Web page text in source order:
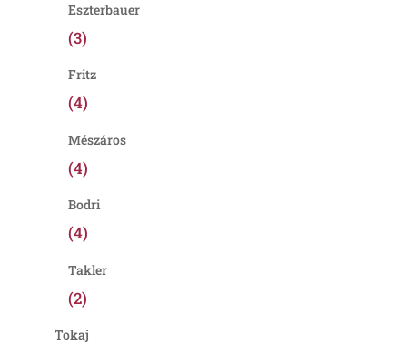
Eszterbauer
(3)
Fritz
(4)
Mészáros
(4)
Bodri
(4)
Takler
(2)
Tokaj